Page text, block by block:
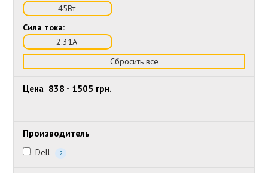
45Вт
Сила тока:
2.31А
Сбросить все
Цена 838 - 1505 грн.
Производитель
Dell 2